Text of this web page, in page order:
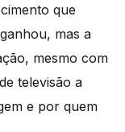
que
mas a
mesmo com
televisão a
e por quem